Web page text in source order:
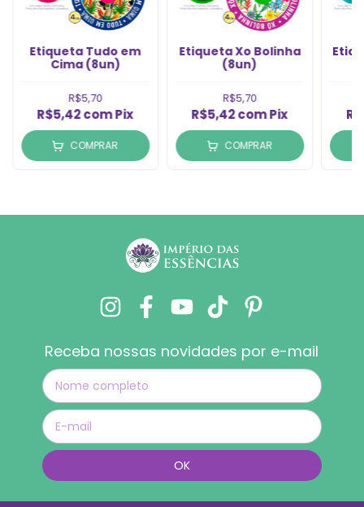
Etiqueta Tudo em
Cima (8un)
R$5,70
R$5,42comPix
COMPRAR
Etiqueta Xo Bolinha
(8un)
R$5,70
R$5,42comPix
COMPRAR
Receba nossas novidades por e-mail